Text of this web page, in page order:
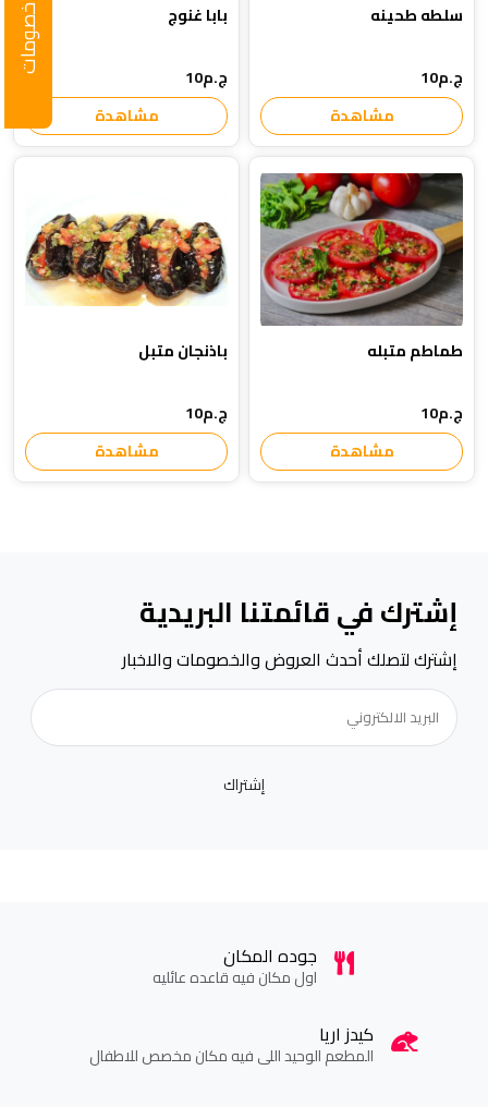
خصومات سلطه طحينه
ج.م10
مشاهدة
بابا غنوج
ج.م10
مشاهدة
طماطم متبله
ج.م10
مشاهدة
باذنجان متبل
ج.م10
مشاهدة
إشترك في قائمتنا البريدية
إشترك لتصلك أحدث العروض والخصومات والاخبار
إشتراك
جوده المكان
اول مكان فيه قاعده عائليه
كيدز اريا
المطعم الوحيد اللى فيه مكان مخصص للاطفال